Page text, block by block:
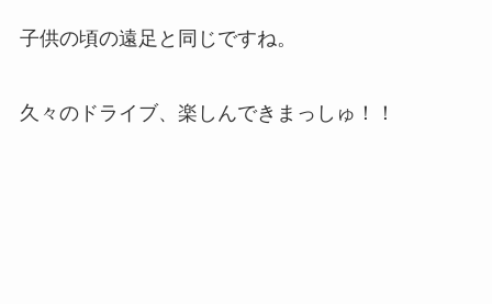
子供の頃の遠足と同じですね。
久々のドライブ、楽しんできまっしゅ！！